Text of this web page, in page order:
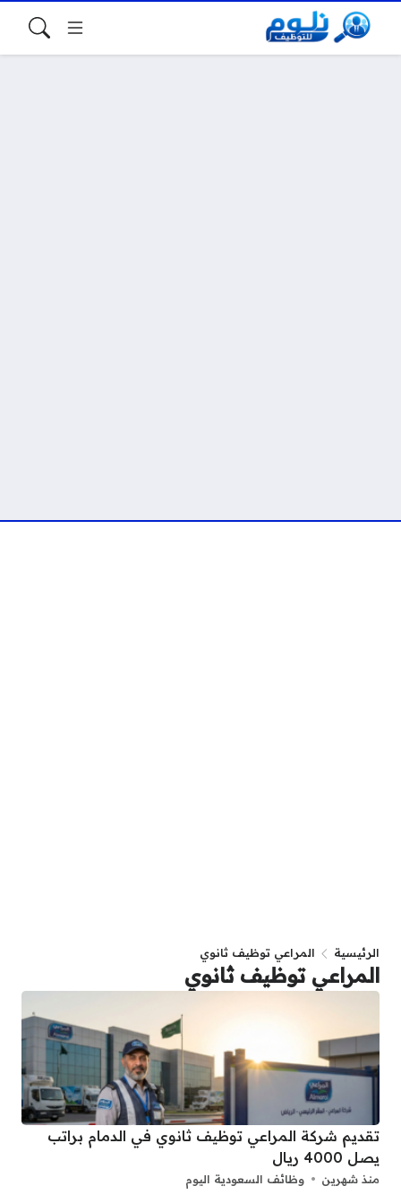
الرئيسية المراعي توظيف ثانوي
المراعي توظيف ثانوي
تقديم شركة المراعي توظيف ثانوي في الدمام براتب
يصل 4000 ريال
منذ شهرين وظائف السعودية اليوم